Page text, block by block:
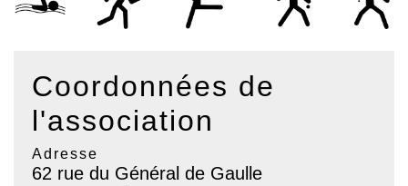
Coordonnées de
l'association
Adresse
62 rue du Général de Gaulle